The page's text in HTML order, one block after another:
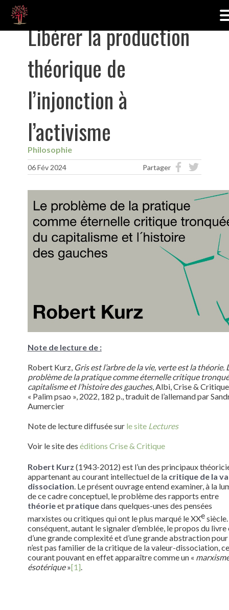
Libérer la production
théorique de
l’injonction à
l’activisme
Philosophie
06 Fév 2024 Partager
Note de lecture de :
Robert Kurz, Gris est l’arbre de la vie, verte est la théorie.
problème de la pratique comme éternelle critique
capitalisme et l’histoire des gauches, Albi, Crise &
« Palim psao », 2022, 182 p., traduit de l’allemand par
Aumercier
Note de lecture diffusée sur le site Lectures
Voir le site des éditions Crise & Critique
Robert Kurz (1943-2012) est l’un des principaux
appartenant au courant intellectuel de la critique de la
dissociation . Le présent ouvrage entend examiner, à la
de ce cadre conceptuel, le problème des rapports entre
théorieet pratiquedans quelques-unes des pensées
marxistes ou critiques qui ont le plus marqué le XXesiècle.
conséquent, autant le signaler d’emblée, le propos du livre
d’une grande complexité et d’une grande abstraction
n’est pas familier de la critique de la valeur-dissociation, ce
courant pouvant en effet apparaître comme un «
ésotérique»[1].